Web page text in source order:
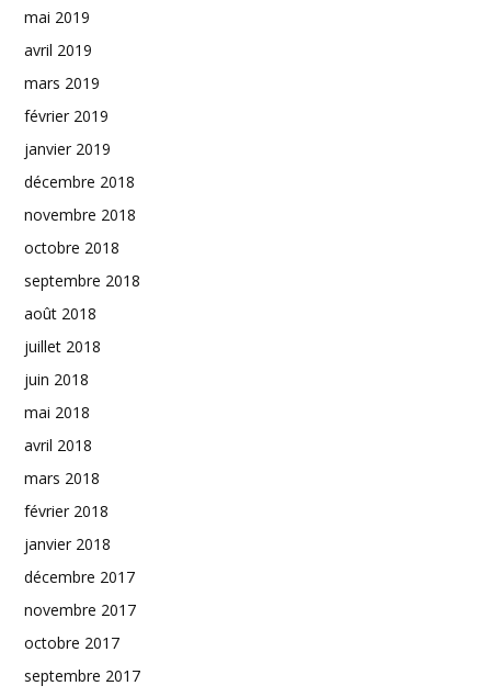
mai 2019
avril 2019
mars 2019
février 2019
janvier 2019
décembre 2018
novembre 2018
octobre 2018
septembre 2018
août 2018
juillet 2018
juin 2018
mai 2018
avril 2018
mars 2018
février 2018
janvier 2018
décembre 2017
novembre 2017
octobre 2017
septembre 2017